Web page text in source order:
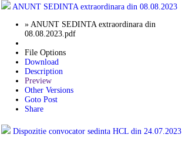
ANUNT SEDINTA extraordinara din 08.08.2023
» ANUNT SEDINTA extraordinara din
08.08.2023.pdf
File Options
Download
Description
Preview
Other Versions
Goto Post
Share
Dispozitie convocator sedinta HCL din 24.07.2023